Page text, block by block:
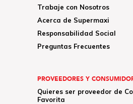
Trabaje con Nosotros
Acerca de Supermaxi
Responsabilidad Social
Preguntas Frecuentes
PROVEEDORES Y
Quieres ser proveedor de
Favorita